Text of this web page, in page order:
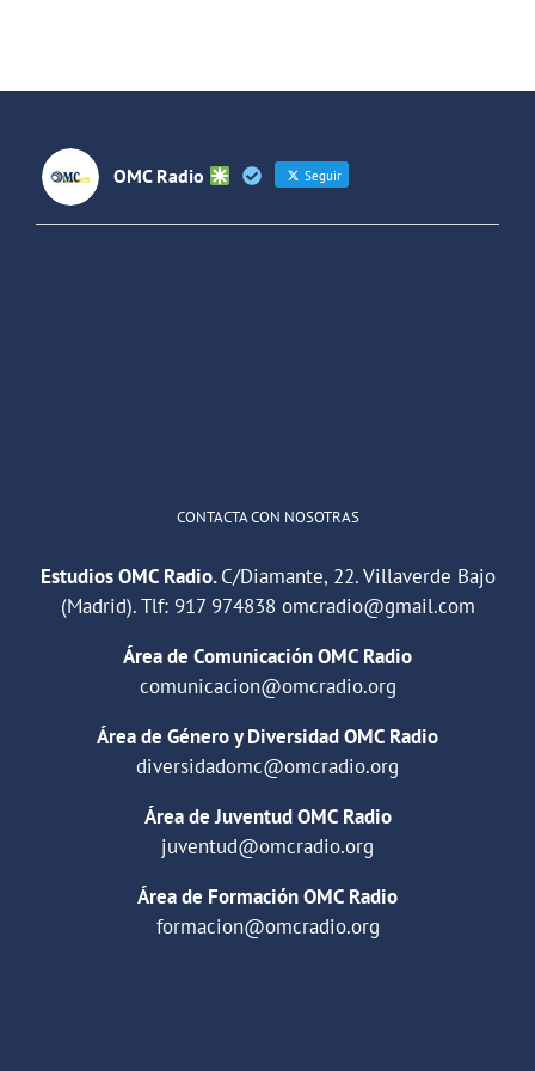
OMC Radio Seguir
CONTACTA CON NOSOTRAS
Estudios OMC Radio.C/Diamante, 22. Villaverde Bajo
(Madrid). Tlf: 917 974838 omcradio@gmail.com
Área de Comunicación OMC Radio
comunicacion@omcradio.org
Área de Género y Diversidad OMC Radio
diversidadomc@omcradio.org
Área de Juventud OMC Radio
juventud@omcradio.org
Área de Formación OMC Radio
formacion@omcradio.org